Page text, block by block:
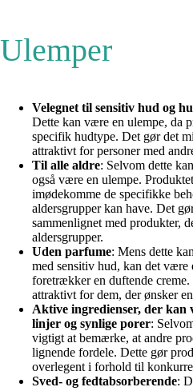
Ulemper
Velegnet til sensitiv hud og
Dette kan være en ulempe, da
specifik hudtype. Det gør det
attraktivt for personer med
Til alle aldre: Selvom dette
også være en ulempe.
imødekomme de specifikke
aldersgrupper kan have. Det
sammenlignet med produkter,
aldersgrupper.
Uden parfume: Mens dette
med sensitiv hud, kan det være
foretrækker en duftende
attraktivt for dem, der ønsker
Aktive ingredienser, der
linjer og synlige porer:
vigtigt at bemærke, at andre
lignende fordele. Dette gør
overlegent i forhold til
Sved- og fedtabsorberende: